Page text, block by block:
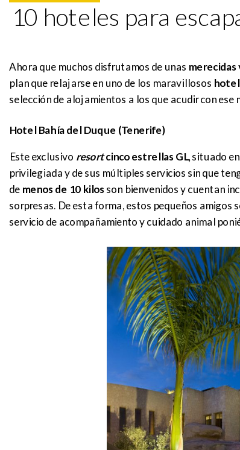
10 hoteles para
Ahora que muchos disfrutamos de unas merecidas
plan que relajarse en uno de los maravillosos
selección de alojamientos a los que acudir con ese
Hotel Bahía del Duque (Tenerife)
Este exclusivo resortcinco estrellas GL,situado en
privilegiada y de sus múltiples servicios sin que
de menos de 10 kilosson bienvenidos y cuentan
sorpresas. De esta forma, estos pequeños amigos
servicio de acompañamiento y cuidado animal